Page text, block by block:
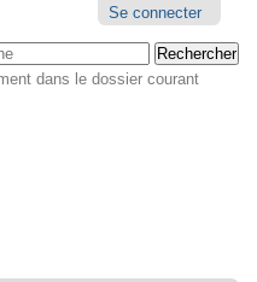
Se connecter
dans le dossier courant